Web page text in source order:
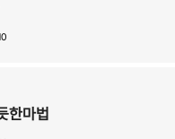
한마법